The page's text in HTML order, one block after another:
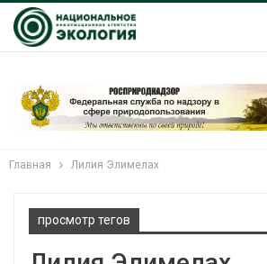
Главная Лилия Элимелах
просмотр тегов